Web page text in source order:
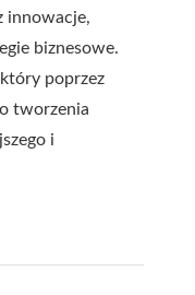
innowacje,
biznesowe.
poprzez
tworzenia
i